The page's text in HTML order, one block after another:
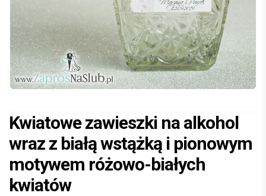
Kwiatowe zawieszki na alkohol
wraz z białą wstążką i pionowym
motywem różowo-białych
kwiatów